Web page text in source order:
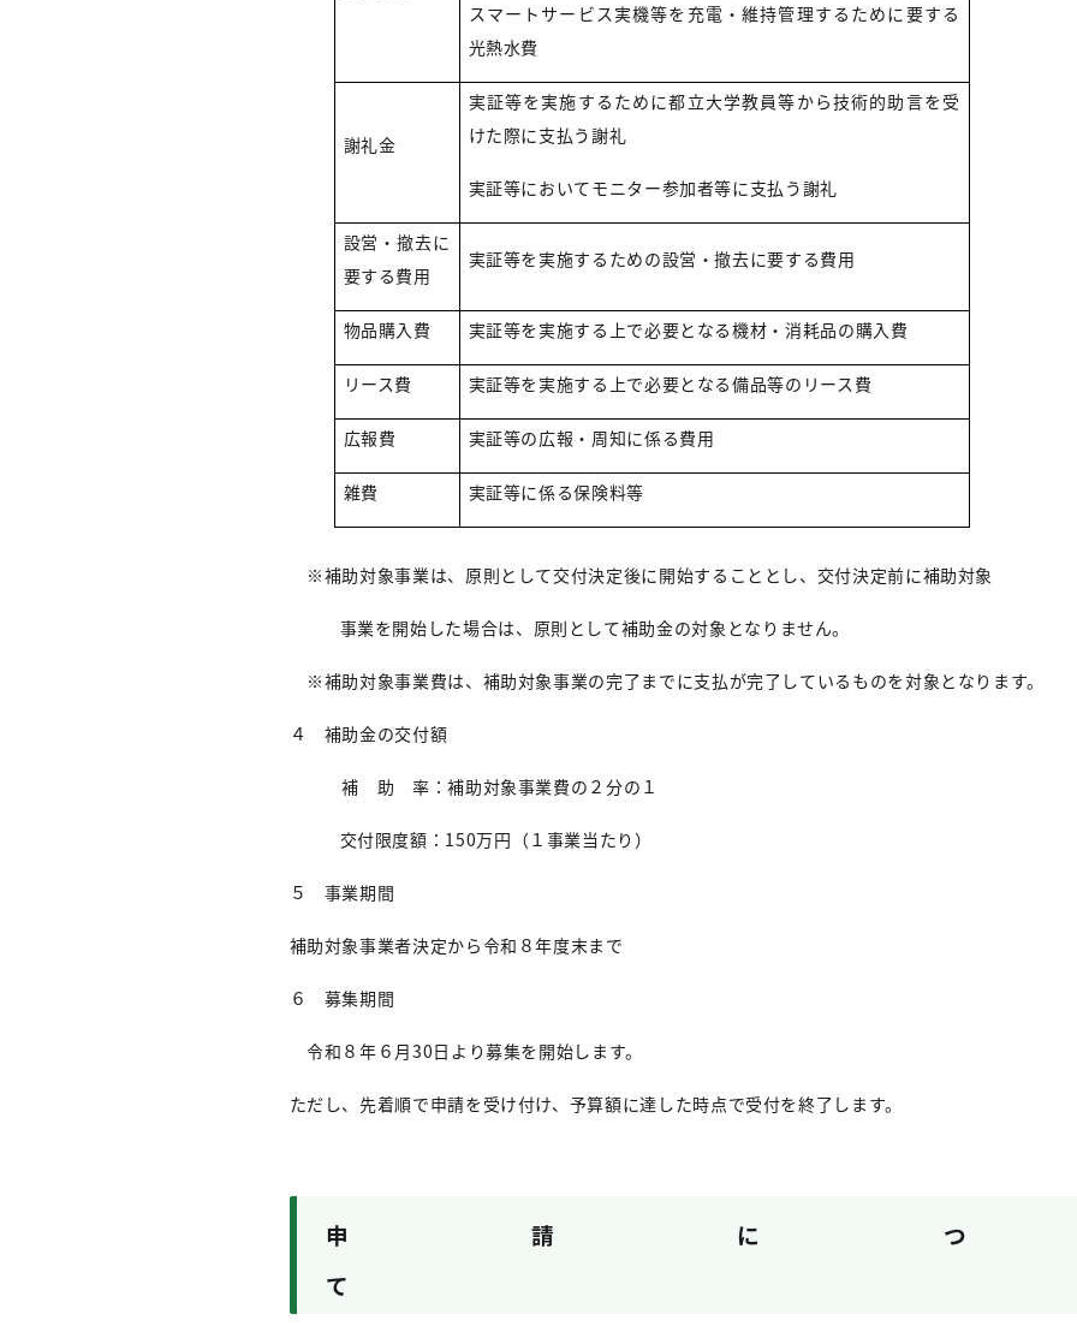
スマートサービス実機等を充電・維持管理するために要する
光熱水費
謝礼金
実証等を実施するために都立大学教員等から技術的助言を受
けた際に支払う謝礼
実証等においてモニター参加者等に支払う謝礼
設営・撤去に
要する費用
実証等を実施するための設営・撤去に要する費用
物品購入費 実証等を実施する上で必要となる機材・消耗品の購入費
リース費 実証等を実施する上で必要となる備品等のリース費
広報費 実証等の広報・周知に係る費用
雑費 実証等に係る保険料等
※補助対象事業は、原則として交付決定後に開始することとし、交付決定前に補助対象
事業を開始した場合は、原則として補助金の対象となりません。
※補助対象事業費は、補助対象事業の完了までに支払が完了しているものを対象となります。
４ 補助金の交付額
補 助 率：補助対象事業費の２分の１
交付限度額：150万円（１事業当たり）
５ 事業期間
補助対象事業者決定から令和８年度末まで
６ 募集期間
令和８年６月30日より募集を開始します。
ただし、先着順で申請を受け付け、予算額に達した時点で受付を終了します。
申請につ
て